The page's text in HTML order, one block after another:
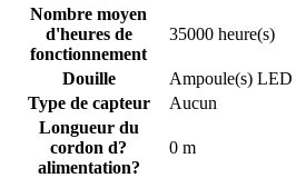
Nombre moyen
d'heures de
fonctionnement
35000 heure(s)
Douille
Ampoule(s) LED
Type de capteur
Aucun
Longueur du
cordon d?
alimentation?
0 m